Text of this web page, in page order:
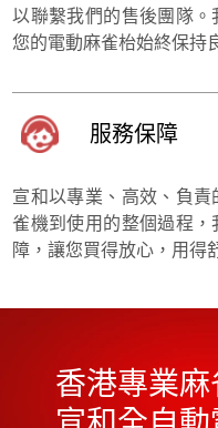
以聯繫我們的售後團隊
您的電動麻雀枱始終保持
服務保障
宣和以專業、高效、負
雀機到使用的整個過程
障，讓您買得放心，用得
香港專業麻